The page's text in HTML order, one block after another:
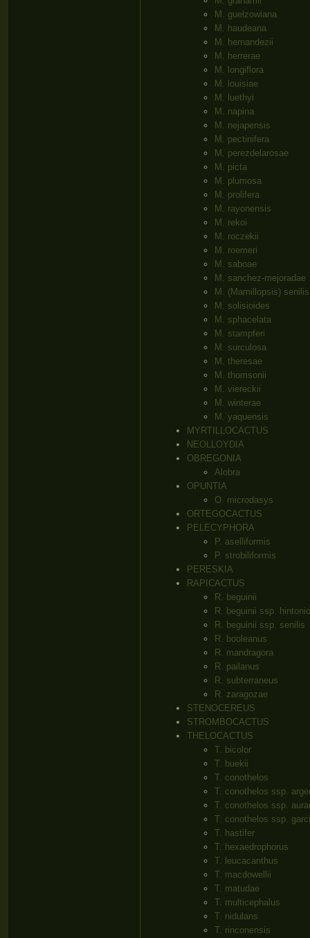
M. guelzowiana
M. haudeana
M. hernandezii
M. herrerae
M. longiflora
M. louisiae
M. luethyi
M. napina
M. nejapensis
M. pectinifera
M. perezdelarosae
M. picta
M. plumosa
M. prolifera
M. rayonensis
M. rekoi
M. roczekii
M. roemeri
M. saboae
M. sanchez-mejoradae
M. (Mamillopsis) senilis
M. solisioides
M. sphacelata
M. stampferi
M. surculosa
M. theresae
M. thomsonii
M. viereckii
M. winterae
M. yaquensis
MYRTILLOCACTUS
NEOLLOYDIA
OBREGONIA
Alobra
OPUNTIA
O. microdasys
ORTEGOCACTUS
PELECYPHORA
P. aselliformis
P. strobiliformis
PERESKIA
RAPICACTUS
R. beguinii
R. beguinii ssp.
R. beguinii ssp. senilis
R. booleanus
R. mandragora
R. pailanus
R. subterraneus
R. zaragozae
STENOCEREUS
STROMBOCACTUS
THELOCACTUS
T. bicolor
T. buekii
T. conothelos
T. conothelos ssp.
T. conothelos ssp.
T. conothelos ssp.
T. hastifer
T. hexaedrophorus
T. leucacanthus
T. macdowellii
T. matudae
T. multicephalus
T. nidulans
T. rinconensis